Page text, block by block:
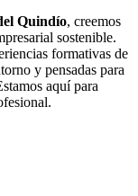
Quindío, creemos
sostenible.
formativas de
y pensadas para
aquí para